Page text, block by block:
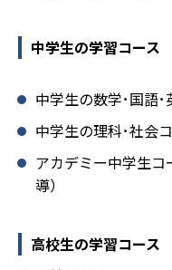
中学生の学習コース
中学生の数学･国語･
中学生の理科･社会
アカデミー中学生
導）
高校生の学習コース